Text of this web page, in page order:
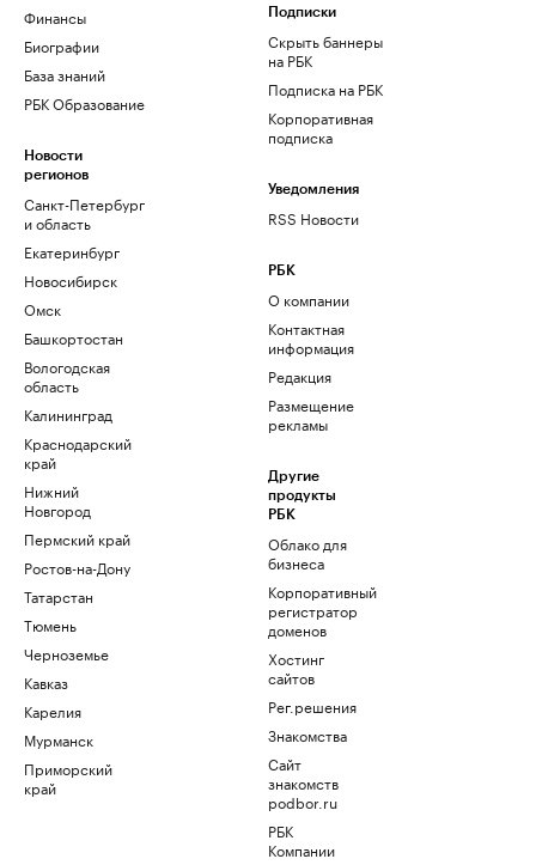
Финансы
Биографии
База знаний
РБК Образование
Новости
регионов
Санкт-Петербург
и область
Екатеринбург
Новосибирск
Омск
Башкортостан
Вологодская
область
Калининград
Краснодарский
край
Нижний
Новгород
Пермский край
Ростов-на-Дону
Татарстан
Тюмень
Черноземье
Кавказ
Карелия
Мурманск
Приморский
край
Подписки
Скрыть баннеры
на РБК
Подписка на РБК
Корпоративная
подписка
Уведомления
RSS Новости
РБК
О компании
Контактная
информация
Редакция
Размещение
рекламы
Другие
продукты
РБК
Облако для
бизнеса
Корпоративный
регистратор
доменов
Хостинг
сайтов
Рег.решения
Знакомства
Сайт
знакомств
podbor.ru
РБК
Компании